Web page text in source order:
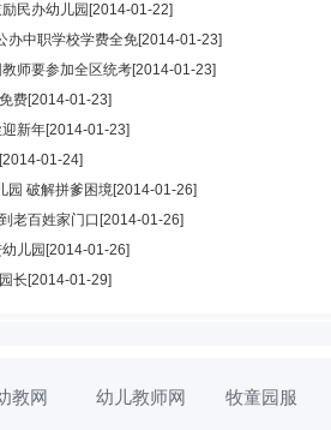
民办幼儿园 [2014-01-22]
办中职学校学费全免[2014-01-23]
师要参加全区统考[2014-01-23]
费[2014-01-23]
新年[2014-01-23]
[2014-01-24]
园 破解拼爹困境[2014-01-26]
老百姓家门口 [2014-01-26]
儿园 [2014-01-26]
长 [2014-01-29]
教网 幼儿教师网 牧童园服